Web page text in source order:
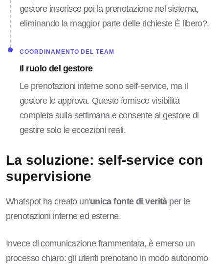
gestore inserisce poi la prenotazione nel sistema,
eliminando la maggior parte delle richieste È libero?.
COORDINAMENTO DEL TEAM
Il ruolo del gestore
Le prenotazioni interne sono self-service, ma il
gestore le approva. Questo fornisce visibilità
completa sulla settimana e consente al gestore di
gestire solo le eccezioni reali.
La soluzione: self-service con
supervisione
Whatspot ha creato un'unica fonte di veritàper le
prenotazioni interne ed esterne.
Invece di comunicazione frammentata, è emerso un
processo chiaro: gli utenti prenotano in modo autonomo